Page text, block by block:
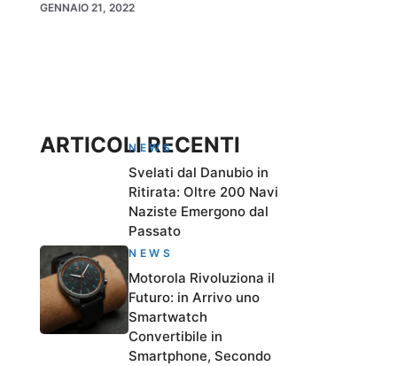
GENNAIO 21, 2022
ARTICOLI RECENTI
NEWS
Svelati dal Danubio in
Ritirata: Oltre 200 Navi
Naziste Emergono dal
Passato
NEWS
Motorola Rivoluziona il
Futuro: in Arrivo uno
Smartwatch
Convertibile in
Smartphone, Secondo